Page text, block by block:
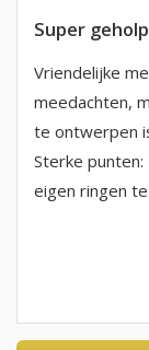
Super
Vriendelijke
meedachten,
te ontwerpen
Sterke
eigen ringen